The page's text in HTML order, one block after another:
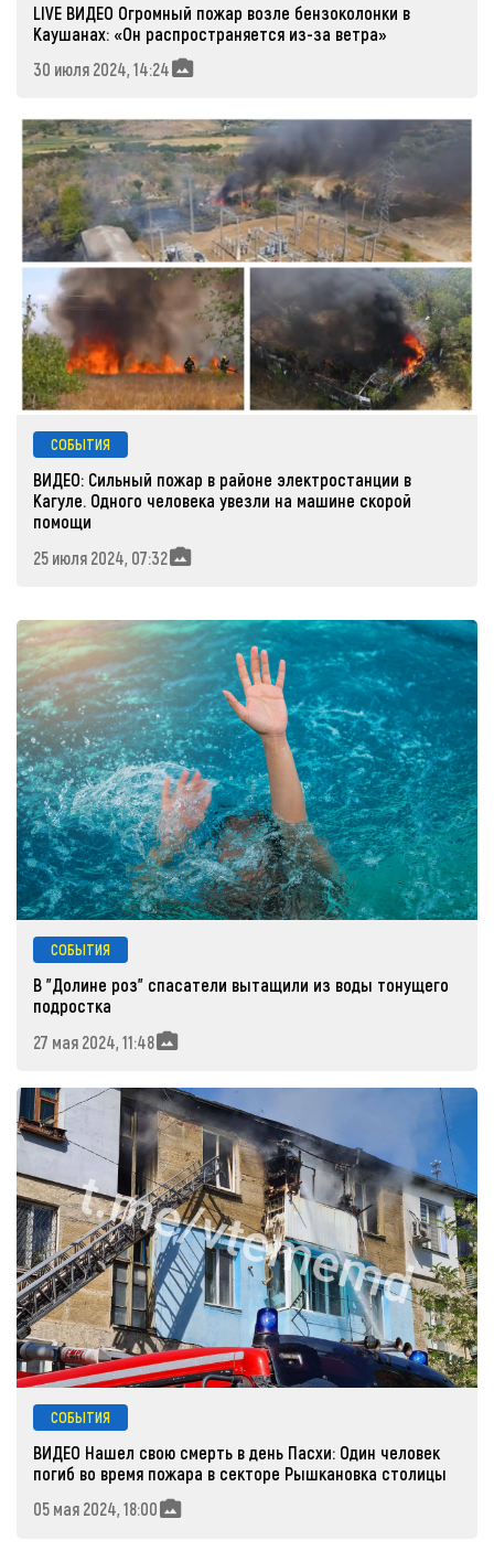
LIVE ВИДЕО Огромный пожар возле бензоколонки в
Каушанах: «Он распространяется из-за ветра»
30 июля 2024, 14:24
СОБЫТИЯ
ВИДЕО: Сильный пожар в районе электростанции в
Кагуле. Одного человека увезли на машине скорой
помощи
25 июля 2024, 07:32
СОБЫТИЯ
В "Долине роз" спасатели вытащили из воды тонущего
подростка
27 мая 2024, 11:48
СОБЫТИЯ
ВИДЕО Нашел свою смерть в день Пасхи: Один человек
погиб во время пожара в секторе Рышкановка столицы
05 мая 2024, 18:00